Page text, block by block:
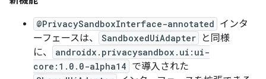
@PrivacySandboxInterface-annotated インタ
ーフェースは、
SandboxedUiAdapter
と同様
に、
androidx.privacysandbox.ui:ui-
core:1.0.0-alpha14 で導入された